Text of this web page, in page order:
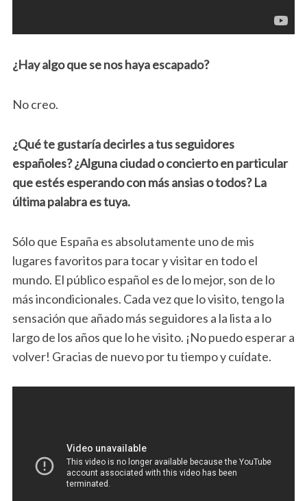
¿Hay algo que se nos haya escapado?
No creo.
¿Qué te gustaría decirles a tus seguidores
españoles? ¿Alguna ciudad o concierto en particular
que estés esperando con más ansias o todos? La
última palabra es tuya.
Sólo que España es absolutamente uno de mis
lugares favoritos para tocar y visitar en todo el
mundo. El público español es de lo mejor, son de lo
más incondicionales. Cada vez que lo visito, tengo la
sensación que añado más seguidores a la lista a lo
largo de los años que lo he visito. ¡No puedo esperar a
volver! Gracias de nuevo por tu tiempo y cuídate.